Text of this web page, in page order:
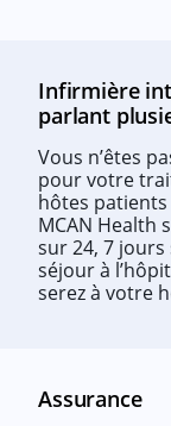
Infirmière
parlant
Vous n’êtes
pour votre
hôtes
MCAN Health
sur 24, 7
séjour à
serez à votre
Assurance